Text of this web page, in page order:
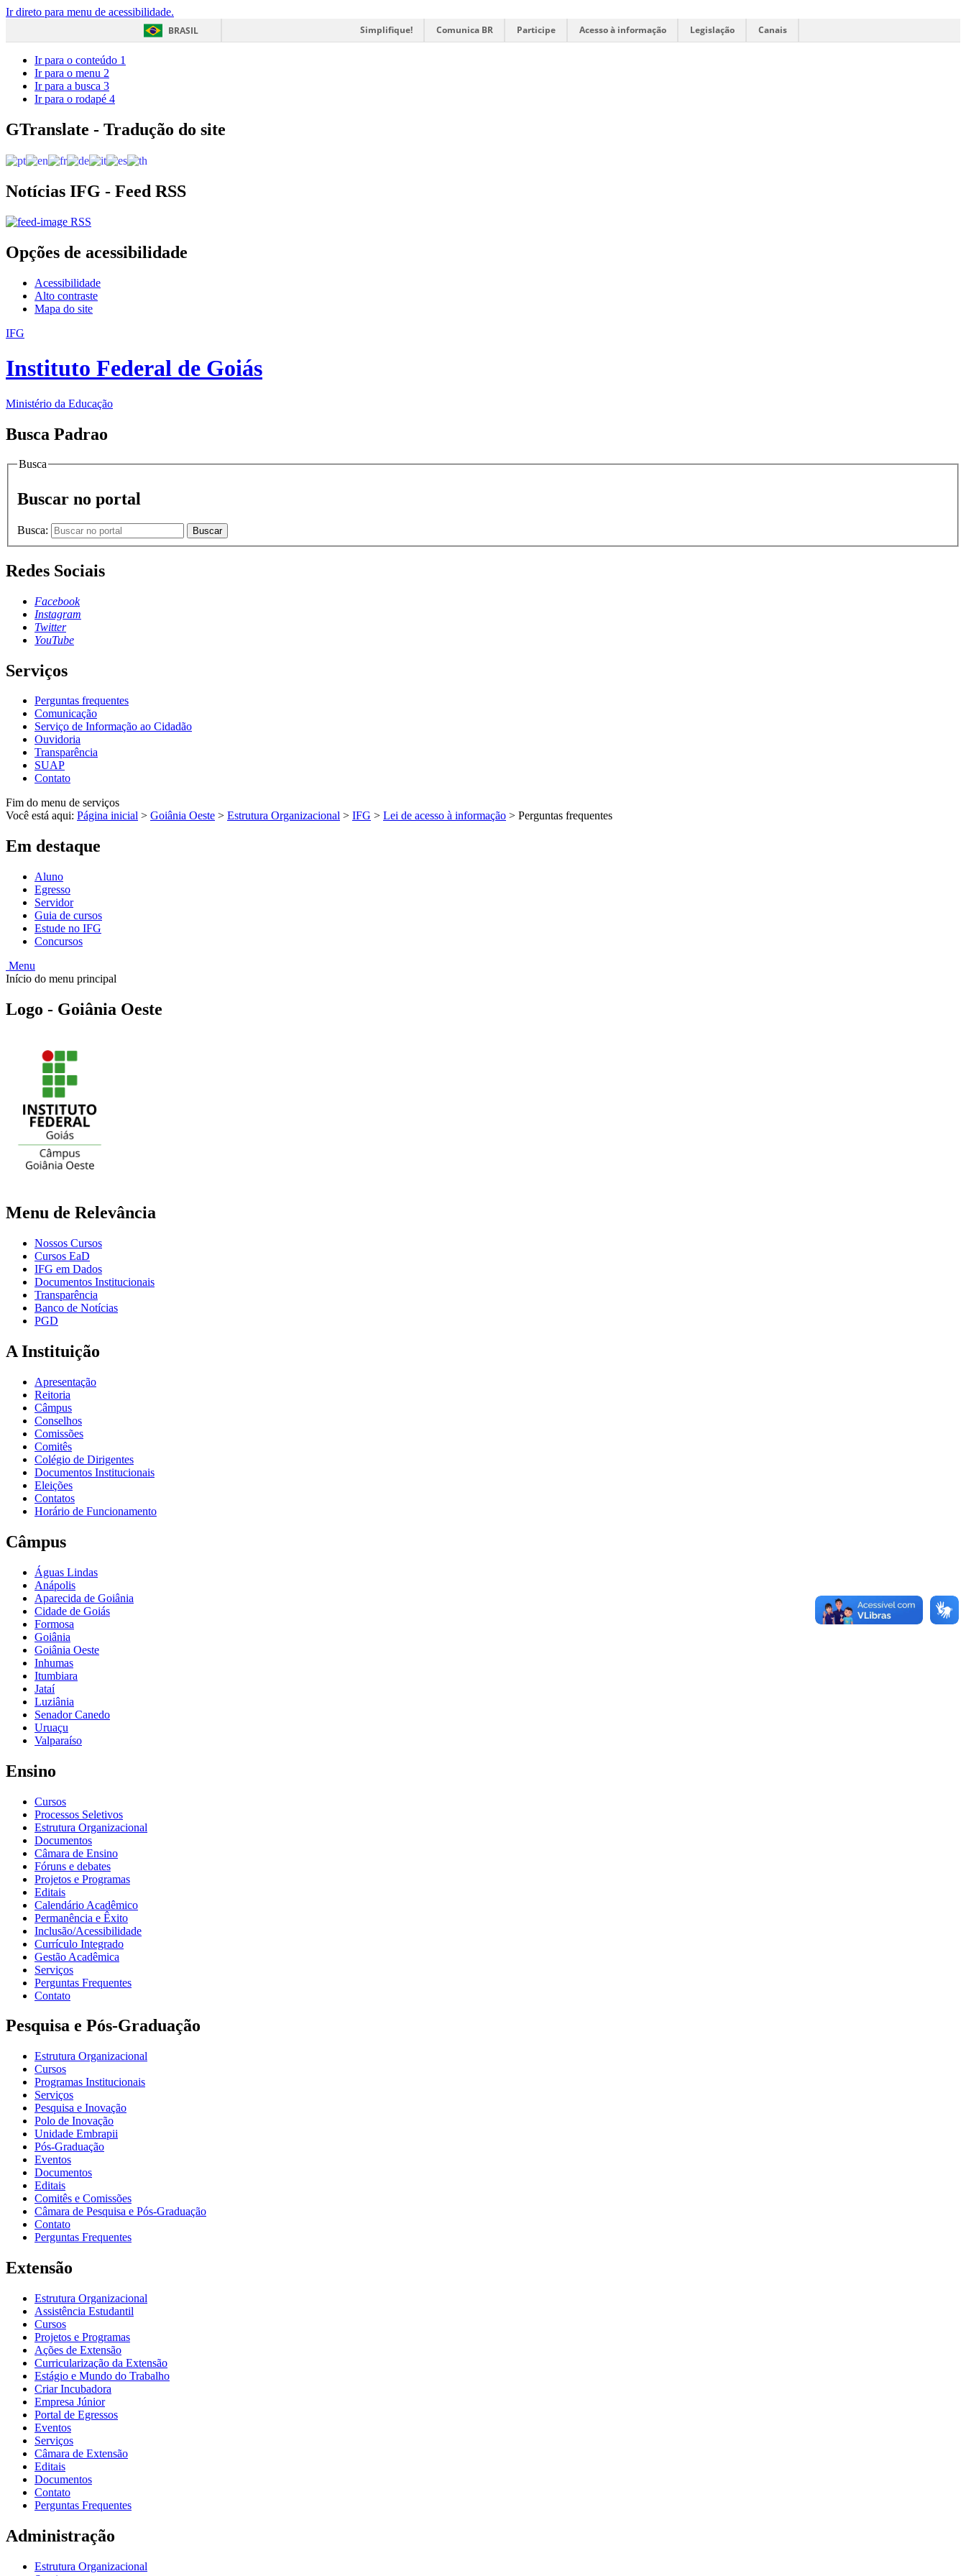
Ir direto para menu de acessibilidade.
BRASIL
Simplifique! Comunica BR Participe Acesso à informação Legislação Canais
Ir para o conteúdo 1
Ir para o menu 2
Ir para a busca 3
Ir para o rodapé 4
GTranslate - Tradução do site
Notícias IFG - Feed RSS
RSS
Opções de acessibilidade
Acessibilidade
Alto contraste
Mapa do site
IFG
Instituto Federal de Goiás
Ministério da Educação
Busca Padrao
Busca
Buscar no portal
Busca: Buscar
Redes Sociais
Facebook
Instagram
Twitter
YouTube
Serviços
Perguntas frequentes
Comunicação
Serviço de Informação ao Cidadão
Ouvidoria
Transparência
SUAP
Contato
Fim do menu de serviços
Você está aqui: Página inicial > Goiânia Oeste > Estrutura Organizacional > IFG > Lei de acesso à informação > Perguntas frequentes
Em destaque
Aluno
Egresso
Servidor
Guia de cursos
Estude no IFG
Concursos
Menu
Início do menu principal
Logo - Goiânia Oeste
Menu de Relevância
Nossos Cursos
Cursos EaD
IFG em Dados
Documentos Institucionais
Transparência
Banco de Notícias
PGD
A Instituição
Apresentação
Reitoria
Câmpus
Conselhos
Comissões
Comitês
Colégio de Dirigentes
Documentos Institucionais
Eleições
Contatos
Horário de Funcionamento
Câmpus
Águas Lindas
Anápolis
Aparecida de Goiânia
Cidade de Goiás
Formosa
Goiânia
Goiânia Oeste
Inhumas
Itumbiara
Jataí
Luziânia
Senador Canedo
Uruaçu
Valparaíso
Ensino
Cursos
Processos Seletivos
Estrutura Organizacional
Documentos
Câmara de Ensino
Fóruns e debates
Projetos e Programas
Editais
Calendário Acadêmico
Permanência e Êxito
Inclusão/Acessibilidade
Currículo Integrado
Gestão Acadêmica
Serviços
Perguntas Frequentes
Contato
Pesquisa e Pós-Graduação
Estrutura Organizacional
Cursos
Programas Institucionais
Serviços
Pesquisa e Inovação
Polo de Inovação
Unidade Embrapii
Pós-Graduação
Eventos
Documentos
Editais
Comitês e Comissões
Câmara de Pesquisa e Pós-Graduação
Contato
Perguntas Frequentes
Extensão
Estrutura Organizacional
Assistência Estudantil
Cursos
Projetos e Programas
Ações de Extensão
Curricularização da Extensão
Estágio e Mundo do Trabalho
Criar Incubadora
Empresa Júnior
Portal de Egressos
Eventos
Serviços
Câmara de Extensão
Editais
Documentos
Contato
Perguntas Frequentes
Administração
Estrutura Organizacional